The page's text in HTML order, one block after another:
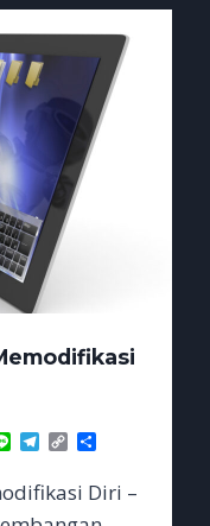
Line Telegram
Copy
Link
Diri –